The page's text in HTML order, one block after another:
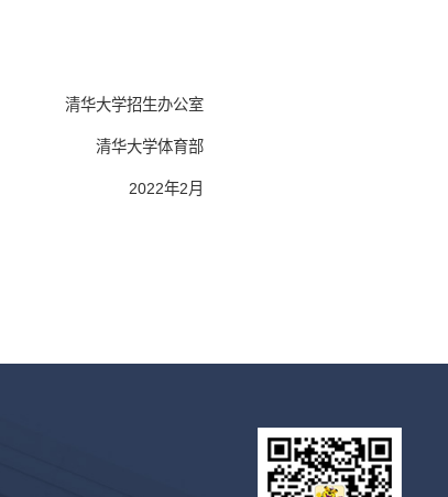
清华大学招生办公室
清华大学体育部
2022年2月